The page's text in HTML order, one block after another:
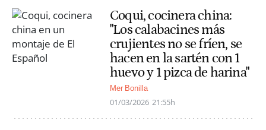
Coqui, cocinera china:
"Los calabacines más
crujientes no se fríen, se
hacen en la sartén con 1
huevo y 1 pizca de harina"
Mer Bonilla
01/03/2026 21:55h